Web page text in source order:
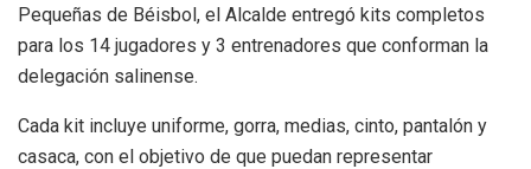
Pequeñas de Béisbol, el Alcalde entregó kits completos
para los 14 jugadores y 3 entrenadores que conforman la
delegación salinense.
Cada kit incluye uniforme, gorra, medias, cinto, pantalón y
casaca, con el objetivo de que puedan representar